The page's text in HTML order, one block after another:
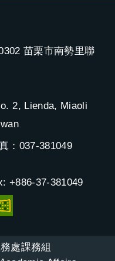
苗栗市南勢里聯
2, Lienda, Miaoli
：037-381049
+886-37-381049
處課務組